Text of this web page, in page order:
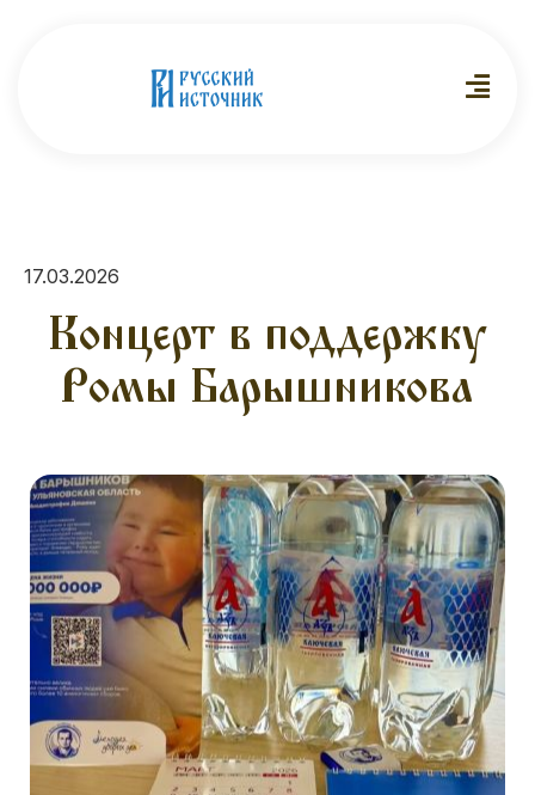
17.03.2026
Концерт в поддержку
Ромы Барышникова